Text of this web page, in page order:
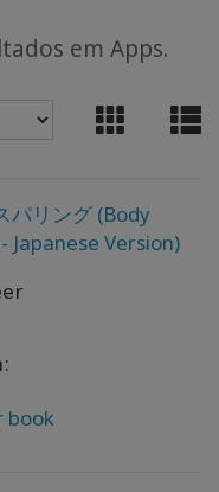
em Apps.
パリング (Body
Japanese Version)
book